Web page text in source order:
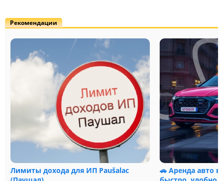
Рекомендации
Лимиты дохода для ИП Paušalac
🚗 Аренда авто